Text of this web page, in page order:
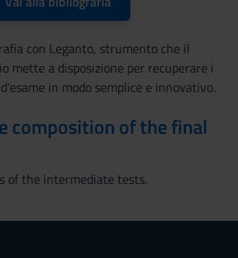
con Leganto, strumento che il
mette a disposizione per recuperare i
in modo semplice e innovativo.
composition of the final
of the intermediate tests.